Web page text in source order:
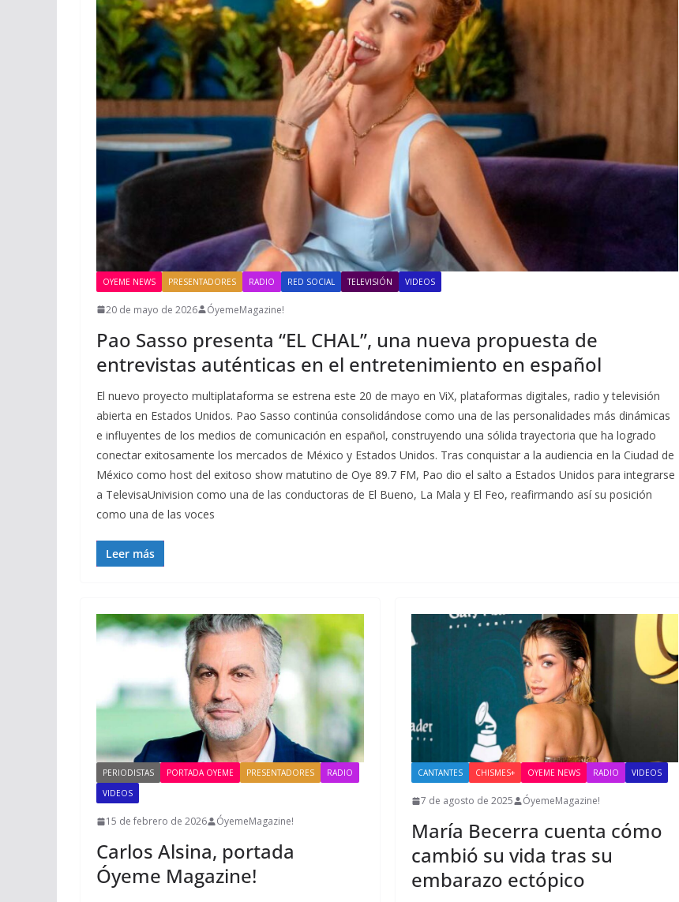
OYEME NEWS PRESENTADORES RADIO RED SOCIAL TELEVISIÓN VIDEOS
20 de mayo de 2026 ÓyemeMagazine!
Pao Sasso presenta “EL CHAL”, una nueva propuesta de
entrevistas auténticas en el entretenimiento en español
El nuevo proyecto multiplataforma se estrena este 20 de mayo en ViX, plataformas digitales, radio y televisión
abierta en Estados Unidos. Pao Sasso continúa consolidándose como una de las personalidades más dinámicas
e influyentes de los medios de comunicación en español, construyendo una sólida trayectoria que ha logrado
conectar exitosamente los mercados de México y Estados Unidos. Tras conquistar a la audiencia en la Ciudad de
México como host del exitoso show matutino de Oye 89.7 FM, Pao dio el salto a Estados Unidos para integrarse
a TelevisaUnivision como una de las conductoras de El Bueno, La Mala y El Feo, reafirmando así su posición
como una de las voces
Leer más
PERIODISTAS PORTADA OYEME PRESENTADORES
RADIO
VIDEOS
15 de febrero de 2026 ÓyemeMagazine!
Carlos Alsina, portada
Óyeme Magazine!
CANTANTES CHISMES+ OYEME NEWS RADIO VIDEOS
7 de agosto de 2025 ÓyemeMagazine!
María Becerra cuenta cómo
cambió su vida tras su
embarazo ectópico